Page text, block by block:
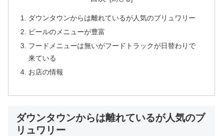
ダウンタウンからは離れているが人気のブリュワリー
ビールのメニューが豊富
フードメニューは無いがフードトラックが日替わりで
来ている
お店の情報
ダウンタウンからは離れているが人気のブ
リュワリー